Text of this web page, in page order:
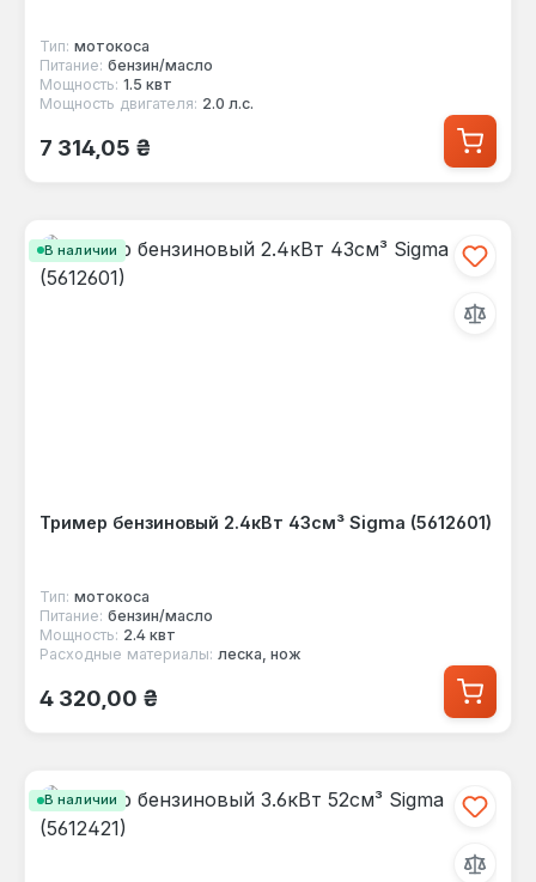
Тип: мотокоса
Питание: бензин/масло
Мощность: 1.5 квт
Мощность двигателя: 2.0 л.с.
Обычная цена:
7 314,05 ₴
В наличии
Тример бензиновый 2.4кВт 43см³ Sigma (5612601)
Тип: мотокоса
Питание: бензин/масло
Мощность: 2.4 квт
Расходные материалы: леска, нож
Обычная цена:
4 320,00 ₴
В наличии